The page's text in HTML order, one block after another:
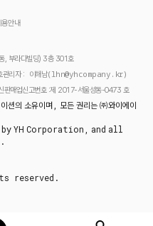
용안내
, 부라다빌딩) 3층 301호
관리자 : 이해남(lhn@yhcompany.kr)
판매업신고번호 :제 2017-서울성동-0473 호
션의 소유이며, 모든 권리는 ㈜와이에이
YH Corporation, and all
reserved.